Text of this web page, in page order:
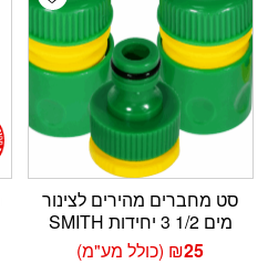
סט מחברים מהירים לצינור
מים 1/2 3 יחידות SMITH
₪25 (כולל מע"מ)